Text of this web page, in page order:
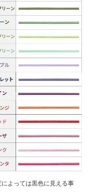
よっては黒色に見える事